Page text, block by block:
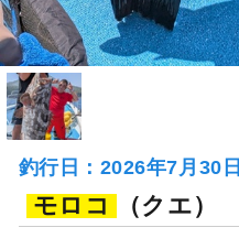
釣行日：2026年7月30
モロコ （クエ）